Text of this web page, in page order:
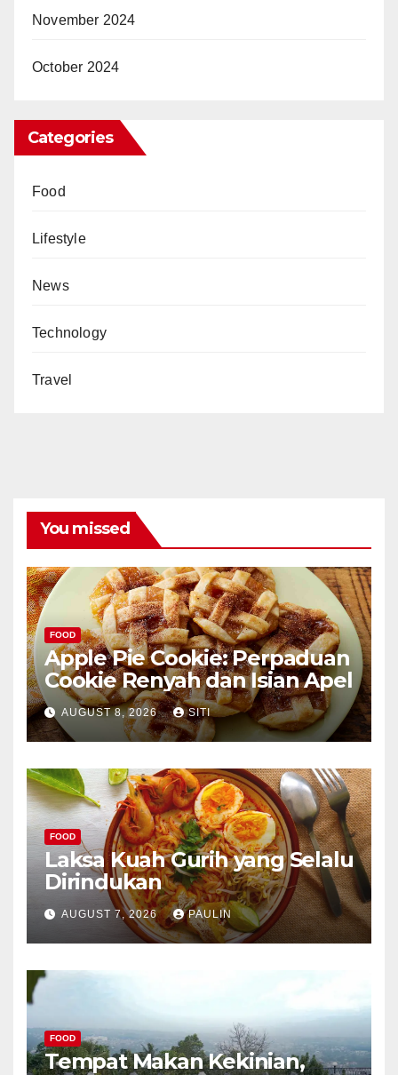
November 2024
October 2024
Categories
Food
Lifestyle
News
Technology
Travel
You missed
FOOD
Apple Pie Cookie: Perpaduan
Cookie Renyah dan Isian Apel
AUGUST 8, 2026 SITI
FOOD
Laksa Kuah Gurih yang Selalu
Dirindukan
AUGUST 7, 2026 PAULIN
FOOD
Tempat Makan Kekinian,